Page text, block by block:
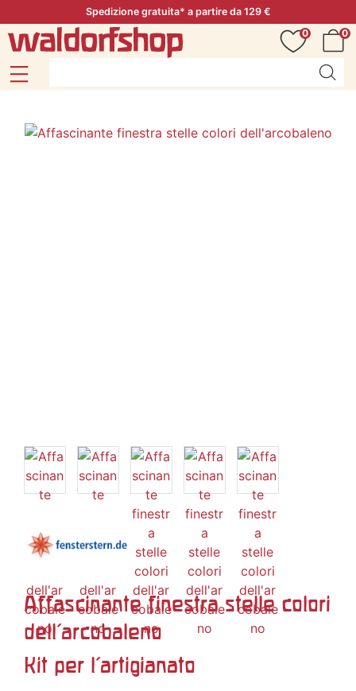
Spedizione gratuita* a partire da 129 €
0
0
Affascinante finestra stelle colori
dell'arcobaleno
Kit per l'artigianato